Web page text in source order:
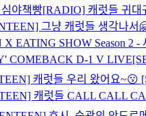
야책빵[RADIO] 캐럿들 귀대
그냥 캐럿들 생각나서
EATING SHOW Season 2 -
COMEBACK D-1 V LIVE
캐럿들 우리 왔어요~😗
캐럿들 CALL CALL